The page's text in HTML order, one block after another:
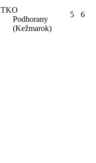
TKO
Podhorany
(Kežmarok)
5 6